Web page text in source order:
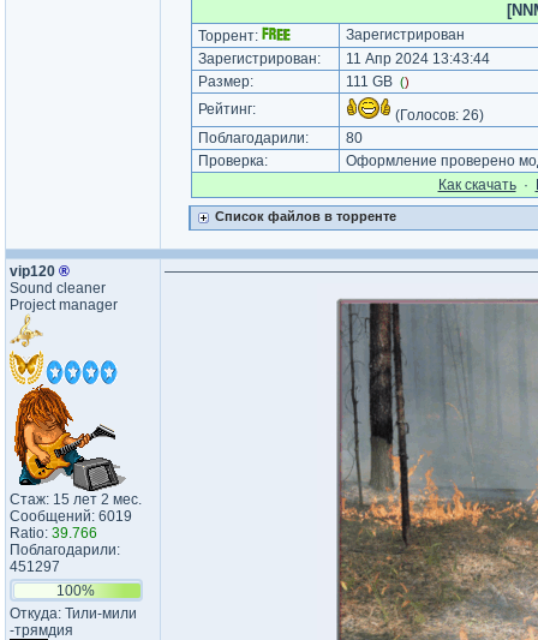
Торрент:
Зарегистрирован
Зарегистрирован:
11 Апр 2024 13:43:44
Размер:
111 GB ()
Рейтинг: (Голосов: 26)
Поблагодарили:
80
Проверка:
Оформление проверено
Как cкачать·
Список файлов в торренте
vip120 ®
Sound cleaner
Project manager
Стаж: 15 лет 2 мес.
Сообщений: 6019
Ratio: 39.766
Поблагодарили:
451297
100%
Откуда: Тили-мили​
-трямдия​